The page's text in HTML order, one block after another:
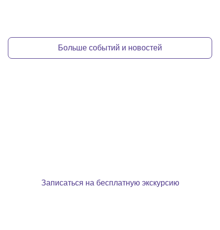
Больше событий и новостей
Записаться на бесплатную экскурсию